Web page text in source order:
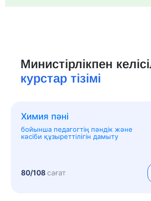
Министірлікпен
курстар тізімі
Химия пәні
бойынша педагогтің пәндік және
кәсіби құзыреттілігін дамыту
80/108сағат